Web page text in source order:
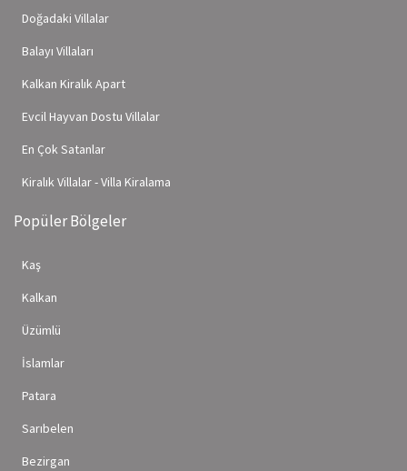
Doğadaki Villalar
Balayı Villaları
Kalkan Kiralık Apart
Evcil Hayvan Dostu Villalar
En Çok Satanlar
Kiralık Villalar - Villa Kiralama
Popüler Bölgeler
Kaş
Kalkan
Üzümlü
İslamlar
Patara
Sarıbelen
Bezirgan